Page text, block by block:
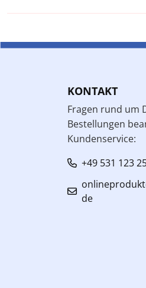
KONTAKT
Fragen rund um
Bestellungen
Kundenservice:
+49 531 123
de